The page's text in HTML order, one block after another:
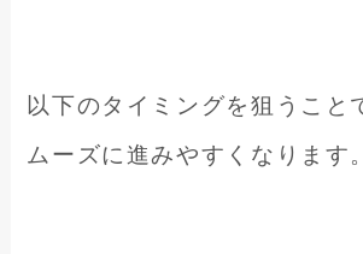
以下のタイミングを狙うこと
ムーズに進みやすくなります。